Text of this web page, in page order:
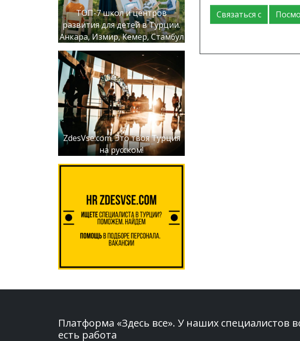
ТОП-7 школ и центров
развития для детей в Турции.
Анкара, Измир, Кемер, Стамбул
ZdesVse.com. Это твоя Турция
на русском!
Связаться с
Платформа «Здесь все». У наших специалистов
есть работа